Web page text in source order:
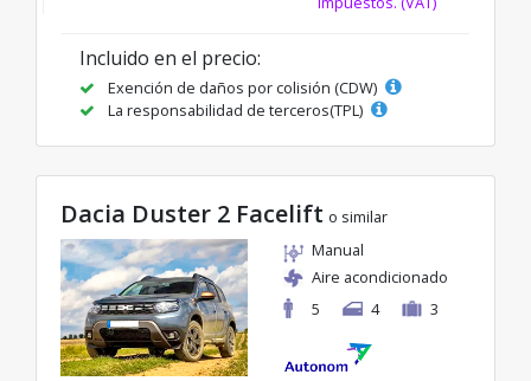
Incluido en el precio:
Exención de daños por colisión (CDW)
La responsabilidad de terceros(TPL)
Dacia Duster 2 Facelift o similar
Manual
Aire acondicionado
5
4 3